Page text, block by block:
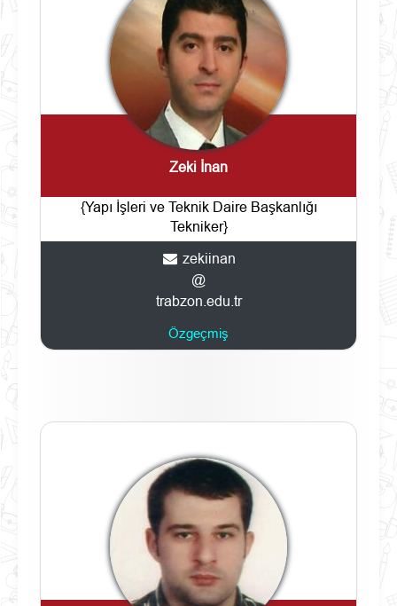
Zeki İnan
{Yapı İşleri ve Teknik Daire Başkanlığı
Tekniker}
zekiinan
@
trabzon.edu.tr
Özgeçmiş